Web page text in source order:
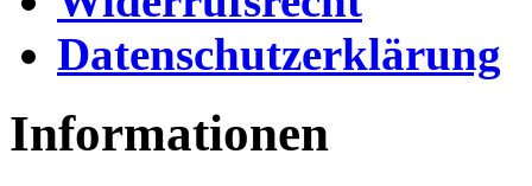
Datenschutzerklärung
Informationen